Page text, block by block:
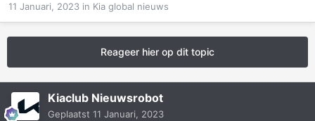
11 Januari, 2023 in Kia global nieuws
Reageer hier op dit topic
Kiaclub Nieuwsrobot
Geplaatst 11 Januari, 2023